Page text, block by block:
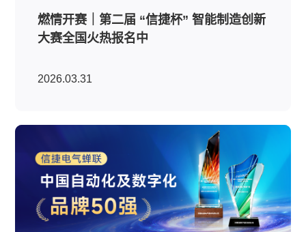
燃情开赛｜第二届 “信捷杯” 智能制造创新
大赛全国火热报名中
2026.03.31